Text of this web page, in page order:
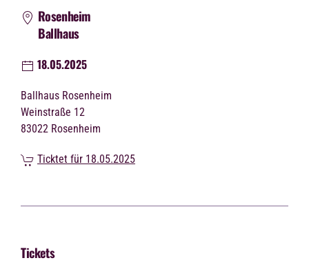
Rosenheim
Ballhaus
18.05.2025
Ballhaus Rosenheim
Weinstraße 12
83022 Rosenheim
Ticktet für 18.05.2025
Tickets